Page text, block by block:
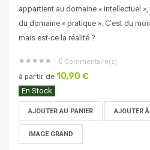
appartient au domaine « intellectuel
du domaine « pratique ». C’est du
mais est-ce la réalité ?
0 Commentaire(s)
à partir de 10,90 €
En Stock
AJOUTER AU PANIER AJOUTER
IMAGE GRAND